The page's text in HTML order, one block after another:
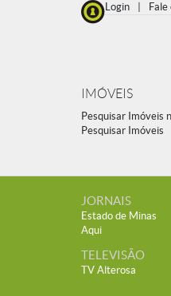
Login
IMÓVEIS
Pesquisar Imóveis
Pesquisar Imóveis
JORNAIS
Estado de Minas
Aqui
TELEVISÃO
TV Alterosa